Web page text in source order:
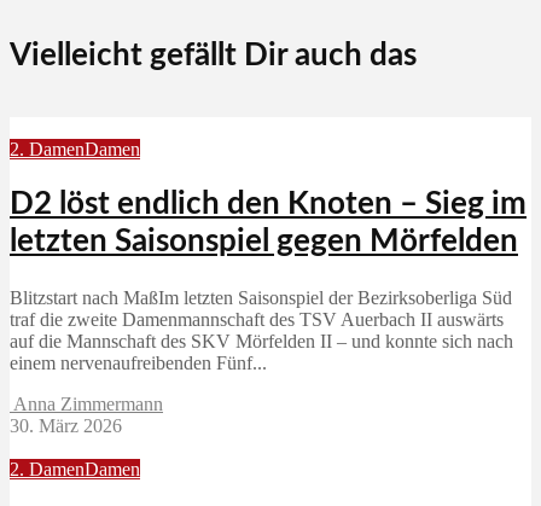
Vielleicht gefällt Dir auch das
2. DamenDamen
D2 löst endlich den Knoten – Sieg im
letzten Saisonspiel gegen Mörfelden
Blitzstart nach MaßIm letzten Saisonspiel der Bezirksoberliga Süd
traf die zweite Damenmannschaft des TSV Auerbach II auswärts
auf die Mannschaft des SKV Mörfelden II – und konnte sich nach
einem nervenaufreibenden Fünf...
Anna Zimmermann
30. März 2026
2. DamenDamen